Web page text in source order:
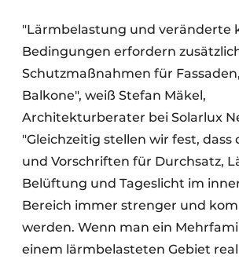
"Lärmbelastung und veränderte
Bedingungen erfordern
Schutzmaßnahmen für
Balkone", weiß Stefan Mäkel,
Architekturberater bei Solarlux
"Gleichzeitig stellen wir fest, dass
und Vorschriften für Durchsatz,
Belüftung und Tageslicht im
Bereich immer strenger und
werden. Wenn man ein
einem lärmbelasteten Gebiet